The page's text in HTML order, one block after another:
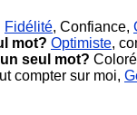
Fidélité, Confiance,
mot? Optimiste,
seul mot? Coloré
compter sur moi,